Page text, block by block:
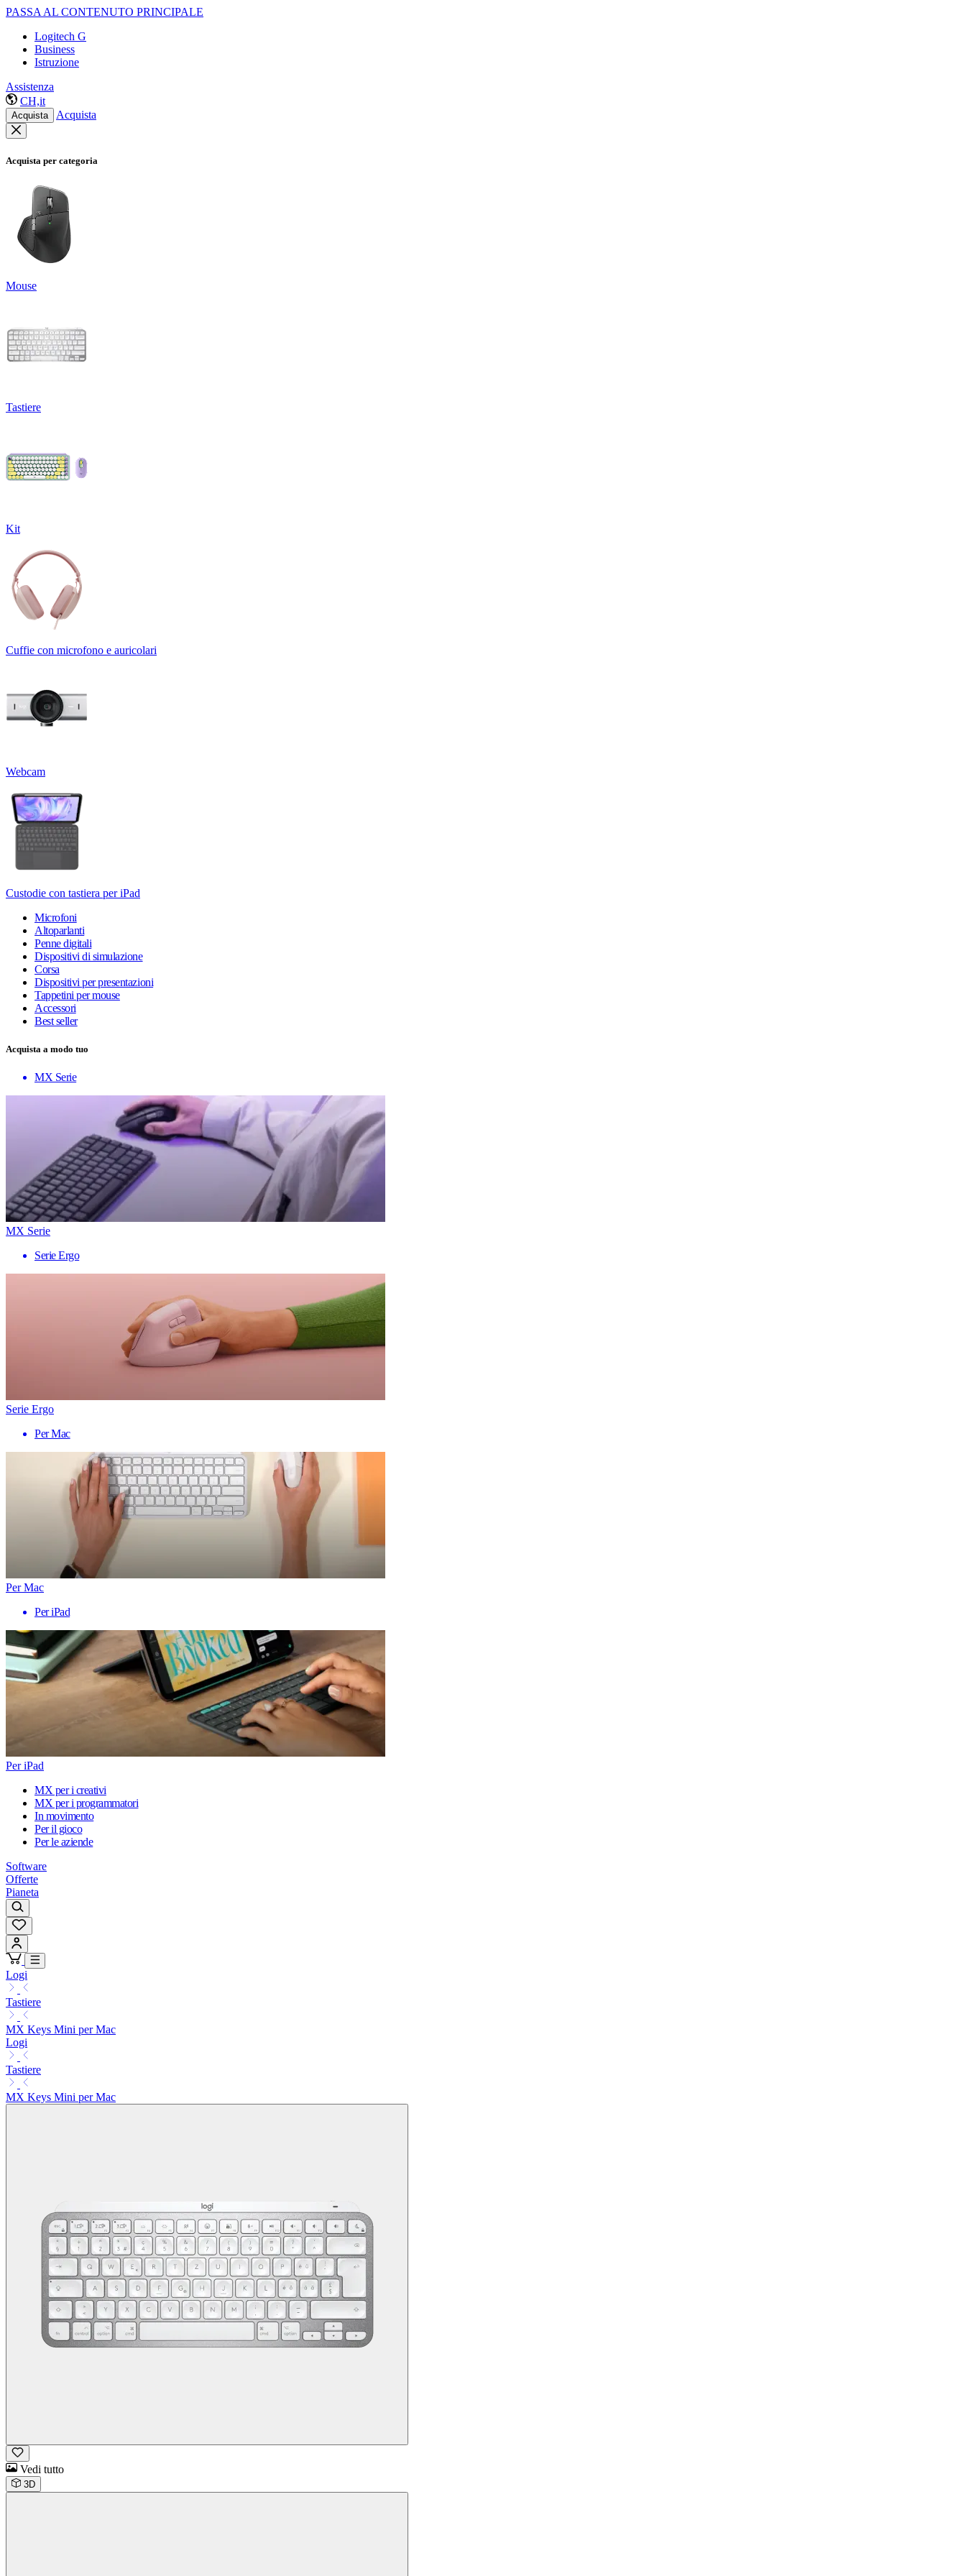
PASSA AL CONTENUTO PRINCIPALE
Logitech G
Business
Istruzione
Assistenza
CH,it
Acquista Acquista
Acquista per categoria
Mouse
Tastiere
Kit
Cuffie con microfono e auricolari
Webcam
Custodie con tastiera per iPad
Microfoni
Altoparlanti
Penne digitali
Dispositivi di simulazione
Corsa
Dispositivi per presentazioni
Tappetini per mouse
Accessori
Best seller
Acquista a modo tuo
MX Serie
MX Serie
Serie Ergo
Serie Ergo
Per Mac
Per Mac
Per iPad
Per iPad
MX per i creativi
MX per i programmatori
In movimento
Per il gioco
Per le aziende
Software
Offerte
Pianeta
Logi
Tastiere
MX Keys Mini per Mac
Logi
Tastiere
MX Keys Mini per Mac
Vedi tutto
3D